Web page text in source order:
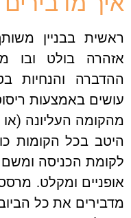
ראשית בבניין
אזהרה בולט ובו
ההדברה והנחיות
עושים באמצעות
מהקומה העליונה
היטב בכל הקומות
לקומת הכניסה
אופניים ומקלט.
מדבירים את כל